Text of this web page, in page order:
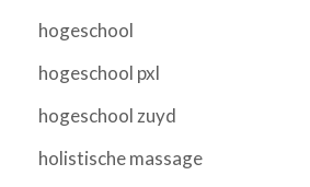
hogeschool
hogeschool pxl
hogeschool zuyd
holistische massage